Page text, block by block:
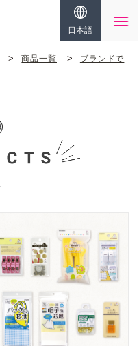
日本語
商品一覧
ブランドで